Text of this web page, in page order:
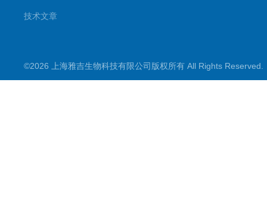
技术文章
©2026 上海雅吉生物科技有限公司版权所有 All Rights